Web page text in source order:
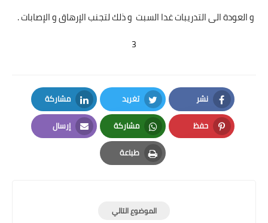
و العودة الى التدريبات غدا السبت و ذلك لتجنب الإرهاق و الإصابات .
3
نشر
Facebook
تغريد
Twitter
مشاركة
LinkedIn
حفظ
Pinterest
مشاركة
Whatsapp
إرسال
Email
طباعة
Print
الموضوع التالي